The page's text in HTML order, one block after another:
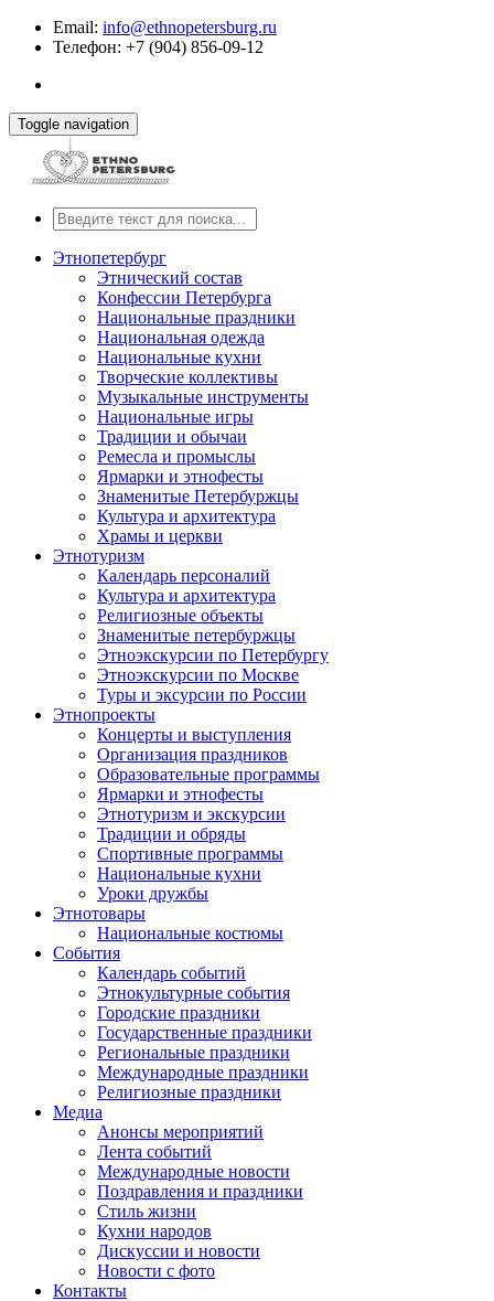
Email: info@ethnopetersburg.ru
Телефон: +7 (904) 856-09-12
Toggle navigation
Этнопетербург
Этнический состав
Конфессии Петербурга
Национальные праздники
Национальная одежда
Национальные кухни
Творческие коллективы
Музыкальные инструменты
Национальные игры
Традиции и обычаи
Ремесла и промыслы
Ярмарки и этнофесты
Знаменитые Петербуржцы
Культура и архитектура
Храмы и церкви
Этнотуризм
Календарь персоналий
Культура и архитектура
Религиозные объекты
Знаменитые петербуржцы
Этноэкскурсии по Петербургу
Этноэкскурсии по Москве
Туры и эксурсии по России
Этнопроекты
Концерты и выступления
Организация праздников
Образовательные программы
Ярмарки и этнофесты
Этнотуризм и экскурсии
Традиции и обряды
Спортивные программы
Национальные кухни
Уроки дружбы
Этнотовары
Национальные костюмы
События
Календарь событий
Этнокультурные события
Городские праздники
Государственные праздники
Региональные праздники
Международные праздники
Религиозные праздники
Медиа
Анонсы мероприятий
Лента событий
Международные новости
Поздравления и праздники
Cтиль жизни
Кухни народов
Дискуссии и новости
Новости с фото
Контакты